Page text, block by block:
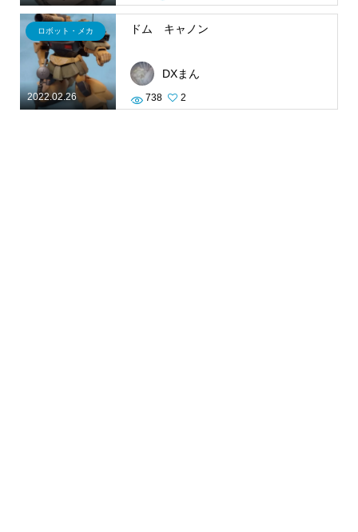
2022.02.26
ロボット・メカ ドム キャノン
DXまん
738 2